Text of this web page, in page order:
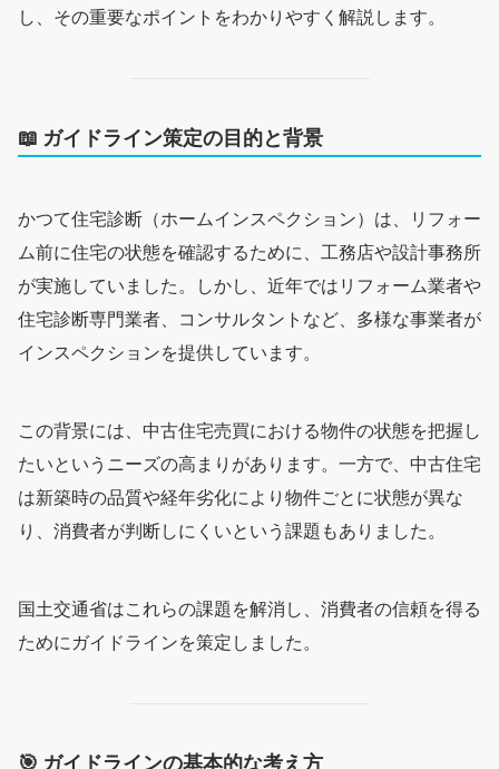
し、その重要なポイントをわかりやすく解説します。
📖 ガイドライン策定の目的と背景
かつて住宅診断（ホームインスペクション）は、リフォー
ム前に住宅の状態を確認するために、工務店や設計事務所
が実施していました。しかし、近年ではリフォーム業者や
住宅診断専門業者、コンサルタントなど、多様な事業者が
インスペクションを提供しています。
この背景には、中古住宅売買における物件の状態を把握し
たいというニーズの高まりがあります。一方で、中古住宅
は新築時の品質や経年劣化により物件ごとに状態が異な
り、消費者が判断しにくいという課題もありました。
国土交通省はこれらの課題を解消し、消費者の信頼を得る
ためにガイドラインを策定しました。
🎯 ガイドラインの基本的な考え方